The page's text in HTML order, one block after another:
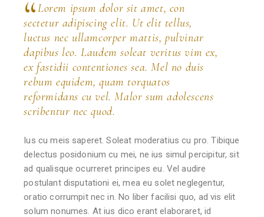
Lorem ipsum dolor sit amet, con
sectetur adipiscing elit. Ut elit tellus,
luctus nec ullamcorper mattis, pulvinar
dapibus leo. Laudem soleat veritus vim ex,
ex fastidii contentiones sea. Mel no duis
rebum equidem, quam torquatos
reformidans cu vel. Malor sum adolescens
scribentur nec quod.
Ius cu meis saperet. Soleat moderatius cu pro. Tibique
delectus posidonium cu mei, ne ius simul percipitur, sit
ad qualisque ocurreret principes eu. Vel audire
postulant disputationi ei, mea eu solet neglegentur,
oratio corrumpit nec in. No liber facilisi quo, ad vis elit
solum nonumes. At ius dico erant elaboraret, id